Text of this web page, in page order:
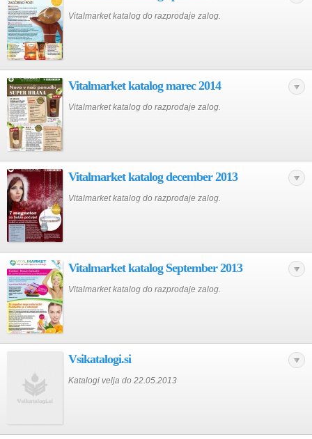
Vitalmarket katalog do razprodaje zalog.
Vitalmarket katalog marec 2014
Vitalmarket katalog do razprodaje zalog.
Vitalmarket katalog december 2013
Vitalmarket katalog do razprodaje zalog.
Vitalmarket katalog September 2013
Vitalmarket katalog do razprodaje zalog.
Vsikatalogi.si
Katalogi velja do 22.05.2013